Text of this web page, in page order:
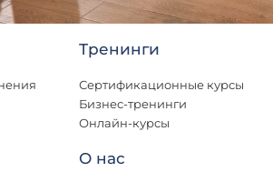
Тренинги
Сертификационные курсы
Бизнес-тренинги
Онлайн-курсы
О нас